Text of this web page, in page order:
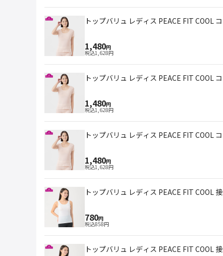
トップバリュ レディス PEACE FIT COOL
1,480円
税込1,628円
トップバリュ レディス PEACE FIT COOL
1,480円
税込1,628円
トップバリュ レディス PEACE FIT COOL
1,480円
税込1,628円
トップバリュ レディス PEACE FIT COOL
780円
税込858円
トップバリュ レディス PEACE FIT COOL